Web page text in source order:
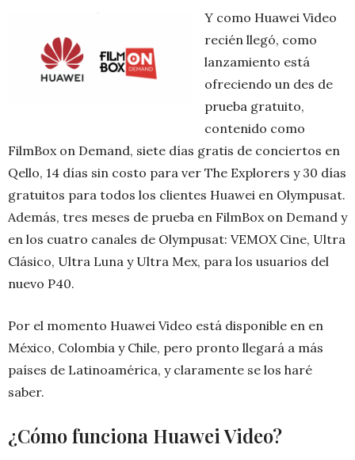
Y como Huawei Video
recién llegó, como
lanzamiento está
ofreciendo un des de
prueba gratuito,
contenido como
FilmBox on Demand, siete días gratis de conciertos en
Qello, 14 días sin costo para ver The Explorers y 30 días
gratuitos para todos los clientes Huawei en Olympusat.
Además, tres meses de prueba en FilmBox on Demand y
en los cuatro canales de Olympusat: VEMOX Cine, Ultra
Clásico, Ultra Luna y Ultra Mex, para los usuarios del
nuevo P40.
Por el momento Huawei Video está disponible en en
México, Colombia y Chile, pero pronto llegará a más
países de Latinoamérica, y claramente se los haré
saber.
¿Cómo funciona Huawei Video?